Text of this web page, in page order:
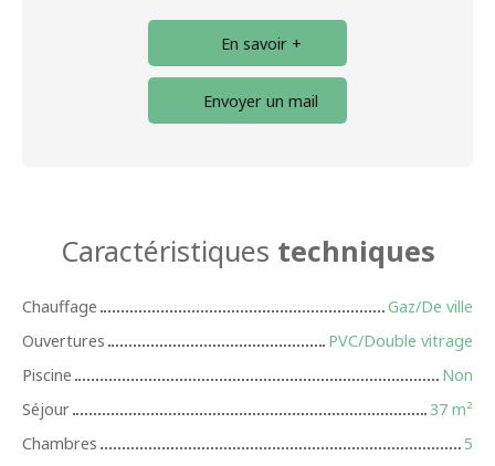
En savoir +
Envoyer un mail
Caractéristiques techniques
Chauffage
Gaz/De ville
Ouvertures
PVC/Double vitrage
Piscine
Non
Séjour
37 m²
Chambres
5